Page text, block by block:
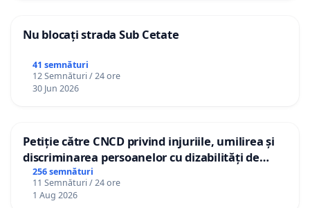
Nu blocați strada Sub Cetate
41 semnături
12 Semnături / 24 ore
30 Jun 2026
Petiție către CNCD privind injuriile, umilirea și
discriminarea persoanelor cu dizabilități de
către utilizatorul TikTok „Gorici”
256 semnături
11 Semnături / 24 ore
1 Aug 2026